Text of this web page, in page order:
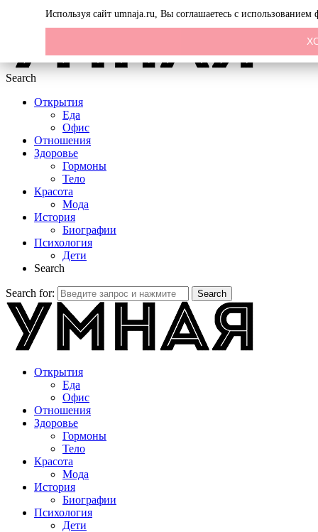
Search
Открытия
Еда
Офис
Отношения
Здоровье
Гормоны
Тело
Красота
Мода
История
Биографии
Психология
Дети
Search
Search for: Search
Открытия
Еда
Офис
Отношения
Здоровье
Гормоны
Тело
Красота
Мода
История
Биографии
Психология
Дети
Используя сайт umnaja.ru, Вы соглашаетесь с использованием